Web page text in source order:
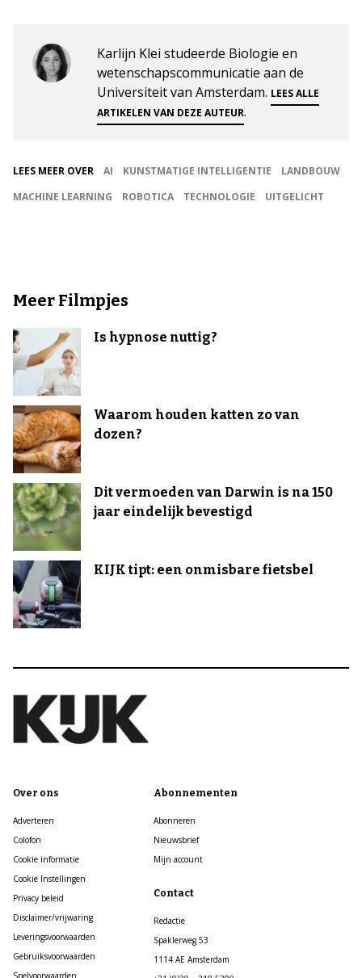
Karlijn Klei studeerde Biologie en
wetenschapscommunicatie aan de
Universiteit van Amsterdam. LEES ALLE
ARTIKELEN VAN DEZE AUTEUR.
LEES MEER OVER AI KUNSTMATIGE INTELLIGENTIE
LANDBOUW
MACHINE LEARNING
ROBOTICA TECHNOLOGIE UITGELICHT
Meer Filmpjes
Is hypnose nuttig?
Waarom houden katten zo van
dozen?
Dit vermoeden van Darwin is na 150
jaar eindelijk bevestigd
KIJK tipt: een onmisbare fietsbel
Over ons
Adverteren
Colofon
Cookie informatie
Cookie Instellingen
Privacy beleid
Disclaimer/vrijwaring
Leveringsvoorwaarden
Gebruiksvoorwaarden
Spelvoorwaarden
Abonnementen
Abonneren
Nieuwsbrief
Mijn account
Contact
Redactie
Spaklerweg 53
1114 AE Amsterdam